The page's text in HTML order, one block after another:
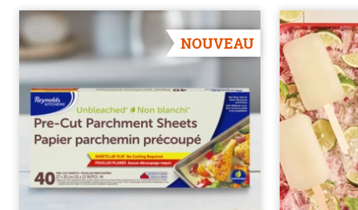
NOUVEAU